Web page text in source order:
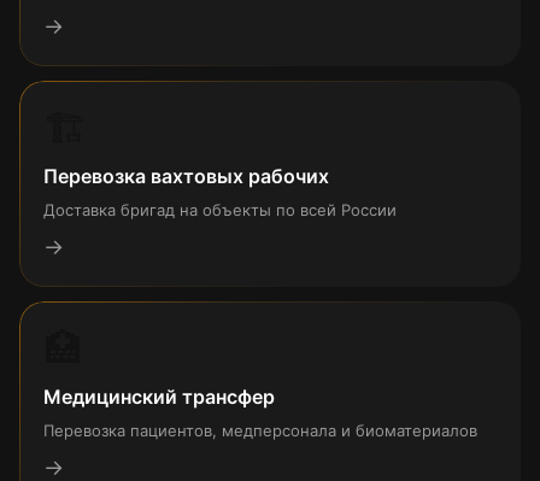
→
Перевозка вахтовых рабочих
Доставка бригад на объекты по всей России
→
Медицинский трансфер
Перевозка пациентов, медперсонала и биоматериалов
→